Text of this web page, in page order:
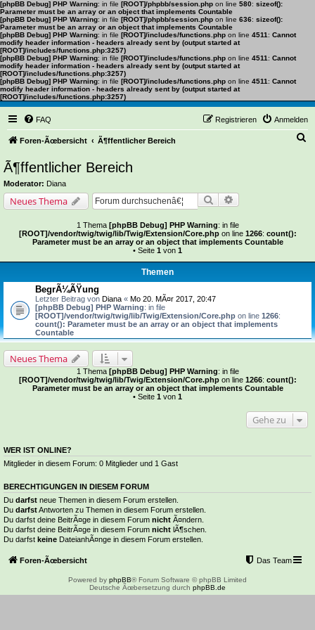
[phpBB Debug] PHP Warning: in file [ROOT]/phpbb/session.php on line 580: sizeof():
Parameter must be an array or an object that implements Countable
[phpBB Debug] PHP Warning: in file [ROOT]/phpbb/session.php on line 636: sizeof():
Parameter must be an array or an object that implements Countable
[phpBB Debug] PHP Warning: in file [ROOT]/includes/functions.php on line 4511 : Cannot
modify header information - headers already sent by (output started at
[ROOT]/includes/functions.php:3257)
[phpBB Debug] PHP Warning: in file [ROOT]/includes/functions.php on line 4511 : Cannot
modify header information - headers already sent by (output started at
[ROOT]/includes/functions.php:3257)
[phpBB Debug] PHP Warning: in file [ROOT]/includes/functions.php on line 4511 : Cannot
modify header information - headers already sent by (output started at
[ROOT]/includes/functions.php:3257)
FAQ Anmelden
Registrieren
Foren-Ãœbersicht Ã¶ffentlicher Bereich
Ã¶ffentlicher Bereich
Moderator: Diana
Neues Thema Suche
1 Thema [phpBB Debug] PHP Warning: in file
[ROOT]/vendor/twig/twig/lib/Twig/Extension/Core.phpon line 1266: count():
Parameter must be an array or an object that implements Countable
• Seite 1 von 1
Themen
BegrÃ¼ÃŸung
Letzter Beitrag von Diana « Mo 20. MÃ¤r 2017, 20:47
[phpBB Debug] PHP Warning: in file
[ROOT]/vendor/twig/twig/lib/Twig/Extension/Core.php on line 1266:
count(): Parameter must be an array or an object that implements
Countable
Neues Thema
1 Thema [phpBB Debug] PHP Warning: in file
[ROOT]/vendor/twig/twig/lib/Twig/Extension/Core.phpon line 1266: count():
Parameter must be an array or an object that implements Countable
• Seite 1 von 1
Gehe zu
WER IST ONLINE?
Mitglieder in diesem Forum: 0 Mitglieder und 1 Gast
BERECHTIGUNGEN IN DIESEM FORUM
Du darfst neue Themen in diesem Forum erstellen.
Du darfstAntworten zu Themen in diesem Forum erstellen.
Du darfst deine BeitrÃ¤ge in diesem Forum nicht Ã¤ndern.
Du darfst deine BeitrÃ¤ge in diesem Forum nicht lÃ¶schen.
Du darfst keine DateianhÃ¤nge in diesem Forum erstellen.
Foren-Ãœbersicht Das Team
Powered by phpBB® Forum Software © phpBB Limited
Deutsche Ãœbersetzung durch phpBB.de